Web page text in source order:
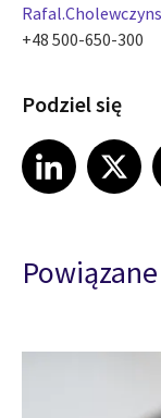
+48 500-650-300
Podziel się
Share article on LinkedIn
LinkedIn
Share article on X